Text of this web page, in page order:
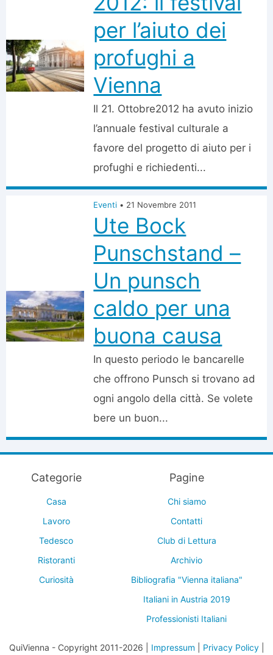
per l’aiuto dei
profughi a
Vienna
Il 21. Ottobre2012 ha avuto inizio
l’annuale festival culturale a
favore del progetto di aiuto per i
profughi e richiedenti...
Eventi • 21 Novembre 2011
Ute Bock
Punschstand –
Un punsch
caldo per una
buona causa
In questo periodo le bancarelle
che offrono Punsch si trovano ad
ogni angolo della città. Se volete
bere un buon...
Categorie
Casa
Lavoro
Tedesco
Ristoranti
Curiosità
Pagine
Chi siamo
Contatti
Club di Lettura
Archivio
Bibliografia "Vienna italiana"
Italiani in Austria 2019
Professionisti Italiani
QuiVienna - Copyright 2011-2026 | Impressum Privacy Policy|